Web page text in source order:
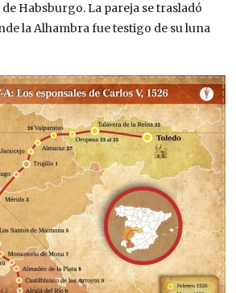
Habsburgo. La pareja se trasladó
la Alhambra fue testigo de su luna